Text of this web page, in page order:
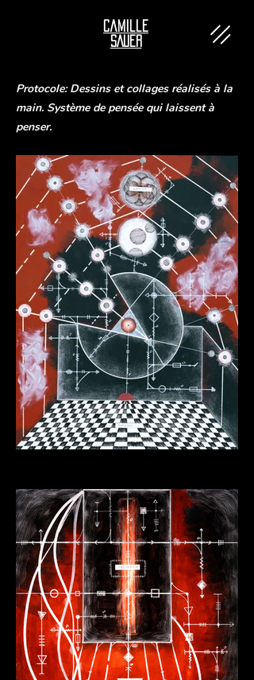
Camille
SAUER
Protocole: Dessins et collages réalisés à la
main. Système de pensée qui laissent à
penser.